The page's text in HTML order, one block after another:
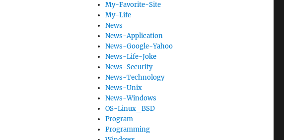
My-Favorite-Site
My-Life
News
News-Application
News-Google-Yahoo
News-Life-Joke
News-Security
News-Technology
News-Unix
News-Windows
OS-Linux_BSD
Program
Programming